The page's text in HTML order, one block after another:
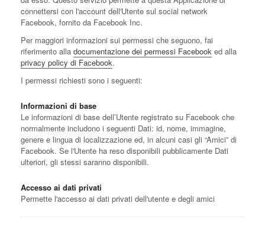
connettersi con l'account dell'Utente sul social network
Facebook, fornito da Facebook Inc.
Per maggiori informazioni sui permessi che seguono, fai
riferimento alla documentazione dei permessi Facebook ed alla
privacy policy di Facebook.
I permessi richiesti sono i seguenti:
Informazioni di base
Le informazioni di base dell’Utente registrato su Facebook che
normalmente includono i seguenti Dati: id, nome, immagine,
genere e lingua di localizzazione ed, in alcuni casi gli “Amici” di
Facebook. Se l'Utente ha reso disponibili pubblicamente Dati
ulteriori, gli stessi saranno disponibili.
Accesso ai dati privati
Permette l'accesso ai dati privati dell'utente e degli amici